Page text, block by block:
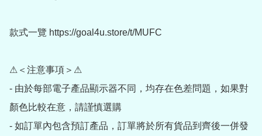
款式一覽 https://goal4u.store/t/MUFC
⚠＜注意事項＞⚠
- 由於每部電子產品顯示器不同，均存在色差問題，如果對
顏色比較在意，請謹慎選購
- 如訂單內包含預訂產品，訂單將於所有貨品到齊後一併發